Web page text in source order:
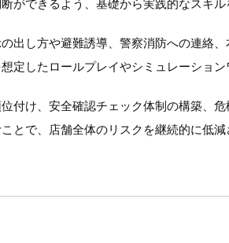
出し方や避難誘導、警察消防への連絡
したロールプレイやシミュレーション
付け、安全確認チェック体制の構築、
とで、店舗全体のリスクを継続的に低